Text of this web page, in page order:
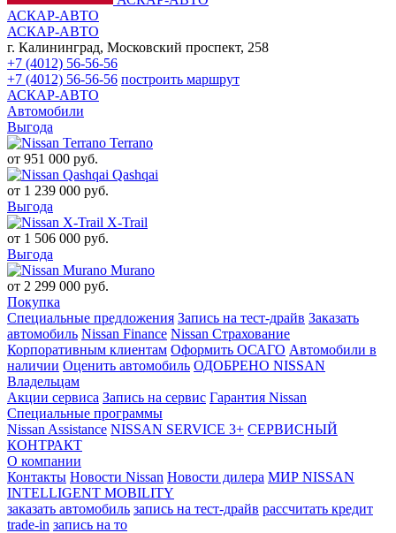
АСКАР-АВТО
АСКАР-АВТО
г. Калининград, Московский проспект, 258
+7 (4012) 56-56-56
+7 (4012) 56-56-56 построить маршрут
АСКАР-АВТО
Автомобили
Выгода
Terrano
от 951 000 руб.
Qashqai
от 1 239 000 руб.
Выгода
X-Trail
от 1 506 000 руб.
Выгода
Murano
от 2 299 000 руб.
Покупка
Специальные предложения Запись на тест-драйв Заказать
автомобиль Nissan Finance Nissan Страхование
Корпоративным клиентам Оформить ОСАГО Автомобили в
наличии Оценить автомобиль ОДОБРЕНО NISSAN
Владельцам
Акции сервиса Запись на сервис Гарантия Nissan
Специальные программы
Nissan Assistance NISSAN SERVICE 3+ СЕРВИСНЫЙ
КОНТРАКТ
О компании
Контакты Новости Nissan Новости дилера МИР NISSAN
INTELLIGENT MOBILITY
заказать автомобиль запись на тест-драйв рассчитать кредит
trade-in запись на то